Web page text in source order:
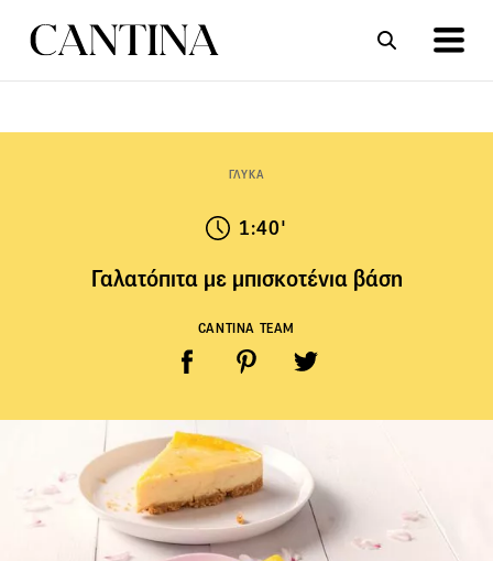
ΓΛΥΚΑ
1:40'
Γαλατόπιτα με μπισκοτένια βάση
CANTINA TEAM